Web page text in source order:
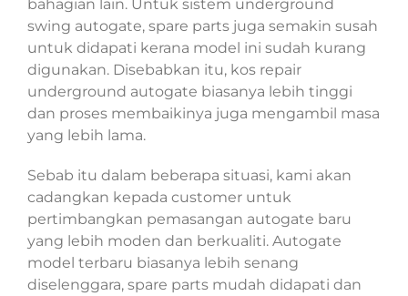
bahagian lain. Untuk sistem underground
swing autogate, spare parts juga semakin susah
untuk didapati kerana model ini sudah kurang
digunakan. Disebabkan itu, kos repair
underground autogate biasanya lebih tinggi
dan proses membaikinya juga mengambil masa
yang lebih lama.
Sebab itu dalam beberapa situasi, kami akan
cadangkan kepada customer untuk
pertimbangkan pemasangan autogate baru
yang lebih moden dan berkualiti. Autogate
model terbaru biasanya lebih senang
diselenggara, spare parts mudah didapati dan